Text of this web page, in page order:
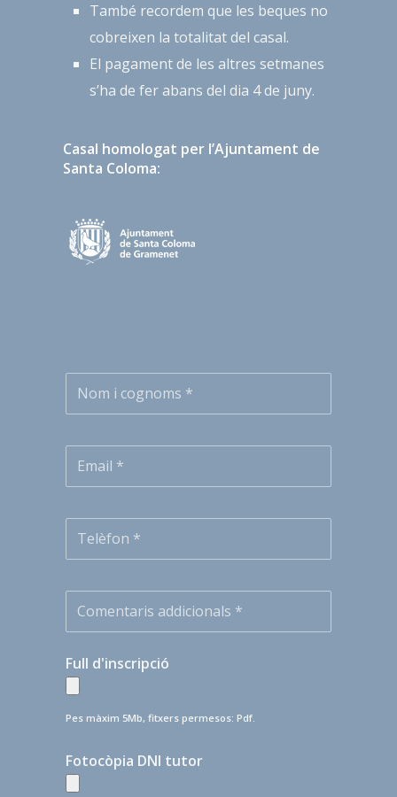
També recordem que les beques no
cobreixen la totalitat del casal.
El pagament de les altres setmanes
s’ha de fer abans del dia 4 de juny.
Casal homologat per l’Ajuntament de
Santa Coloma:
Full d'inscripció
Pes màxim 5Mb, fitxers permesos: Pdf.
Fotocòpia DNI tutor